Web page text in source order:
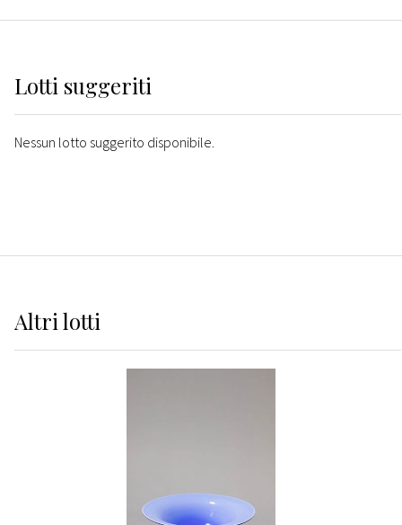
Lotti suggeriti
Nessun lotto suggerito disponibile.
Altrilotti